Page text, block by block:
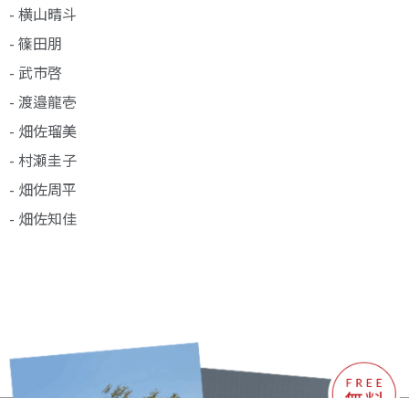
- 横山晴斗
- 篠田朋
- 武市啓
- 渡邉龍壱
- 畑佐瑠美
- 村瀬圭子
- 畑佐周平
- 畑佐知佳